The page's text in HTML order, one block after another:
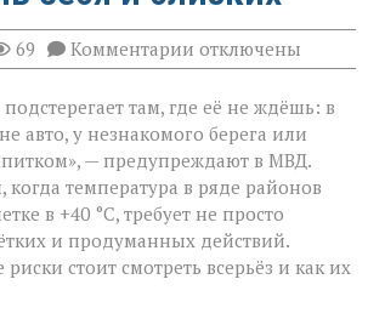
69 Комментарии к
записи
не
прощает
легкомыслия»:
МВД — о
том,
как
уберечь
себя
и
отключены
там, где её не ждёшь: в
авто, у незнакомого берега или
— предупреждают в МВД.
температура в ряде районов
в +40 °C, требует не просто
и продуманных действий.
стоит смотреть всерьёз и как их